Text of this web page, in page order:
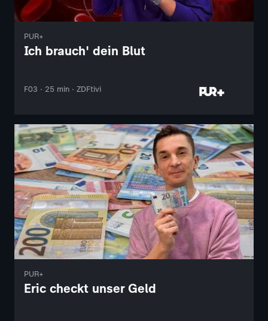
PUR+
Ich brauch' dein Blut
F03 · 25 min · ZDFtivi
PUR+
Eric checkt unser Geld